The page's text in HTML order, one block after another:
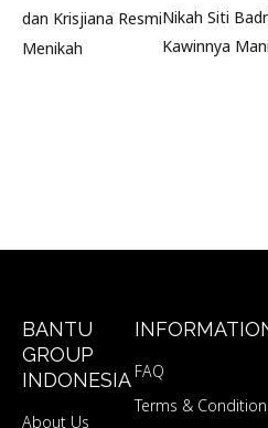
dan Krisjiana Resmi
Menikah
Nikah Siti
Kawinnya
BANTU
GROUP
INDONESIA
About Us
FAQ
Terms &